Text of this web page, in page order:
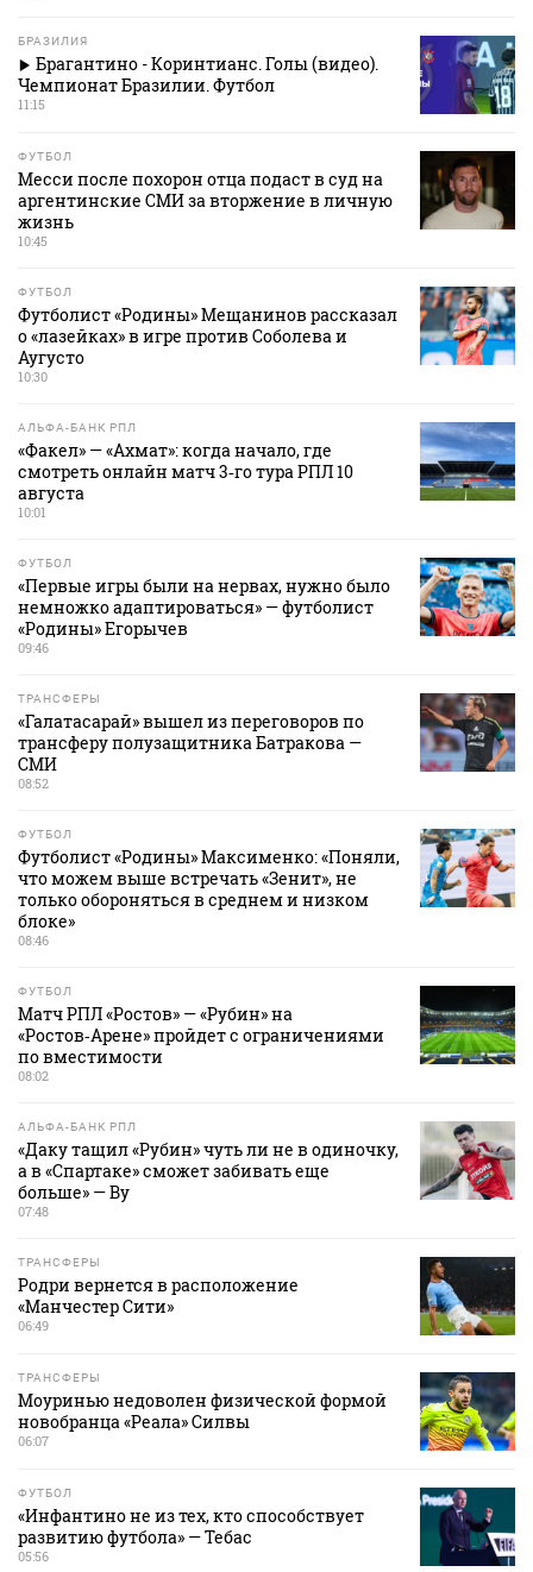
БРАЗИЛИЯ
Брагантино - Коринтианс. Голы (видео).
Чемпионат Бразилии. Футбол
11:15
ФУТБОЛ
Месси после похорон отца подаст в суд на
аргентинские СМИ за вторжение в личную
жизнь
10:45
ФУТБОЛ
Футболист «Родины» Мещанинов рассказал
о «лазейках» в игре против Соболева и
Аугусто
10:30
АЛЬФА-БАНК РПЛ
«Факел» — «Ахмат»: когда начало, где
смотреть онлайн матч 3‑го тура РПЛ 10
августа
10:01
ФУТБОЛ
«Первые игры были на нервах, нужно было
немножко адаптироваться» — футболист
«Родины» Егорычев
09:46
ТРАНСФЕРЫ
«Галатасарай» вышел из переговоров по
трансферу полузащитника Батракова —
СМИ
08:52
ФУТБОЛ
Футболист «Родины» Максименко: «Поняли,
что можем выше встречать «Зенит», не
только обороняться в среднем и низком
блоке»
08:46
ФУТБОЛ
Матч РПЛ «Ростов» — «Рубин» на
«Ростов‑Арене» пройдет с ограничениями
по вместимости
08:02
АЛЬФА-БАНК РПЛ
«Даку тащил «Рубин» чуть ли не в одиночку,
а в «Спартаке» сможет забивать еще
больше» — Ву
07:48
ТРАНСФЕРЫ
Родри вернется в расположение
«Манчестер Сити»
06:49
ТРАНСФЕРЫ
Моуринью недоволен физической формой
новобранца «Реала» Силвы
06:07
ФУТБОЛ
«Инфантино не из тех, кто способствует
развитию футбола» — Тебас
05:56